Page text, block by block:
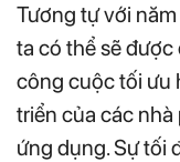
Tương tự với
ta có thể sẽ
công cuộc tối ưu
triển của các nhà
ứng dụng. Sự tối